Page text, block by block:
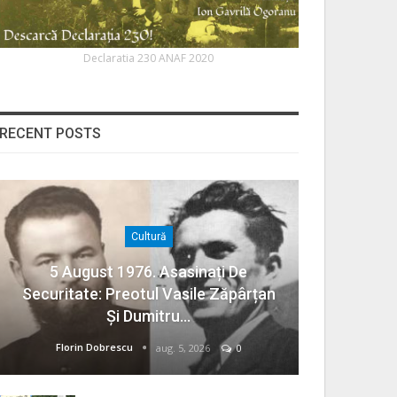
Declaratia 230 ANAF 2020
POSTS
Cultură
5 August 1976. Asasinați De
Securitate: Preotul Vasile Zăpârțan
Și Dumitru…
Florin Dobrescu aug. 5, 2026 0